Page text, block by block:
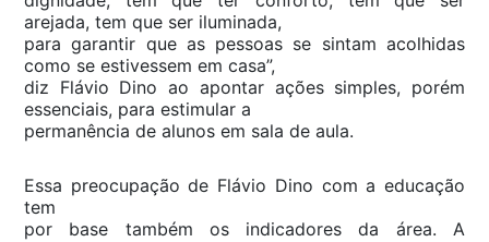
arejada, tem que ser iluminada,
para garantir que as pessoas se sintam acolhidas
como se estivessem em casa”,
diz Flávio Dino ao apontar ações simples, porém
essenciais, para estimular a
permanência de alunos em sala de aula.
Essa preocupação de Flávio Dino com a educação
tem
por base também os indicadores da área. A